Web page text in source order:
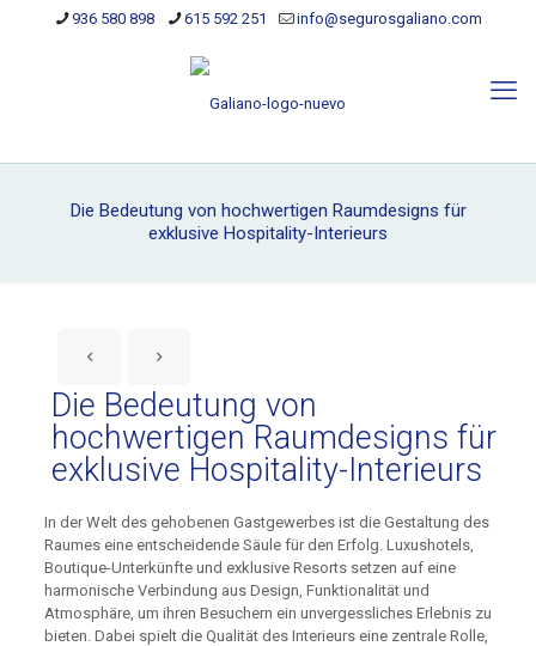
936 580 898 615 592 251 info@segurosgaliano.com
Die Bedeutung von hochwertigen Raumdesigns für
exklusive Hospitality-Interieurs
Die Bedeutung von
hochwertigen Raumdesigns für
exklusive Hospitality-Interieurs
In der Welt des gehobenen Gastgewerbes ist die Gestaltung des
Raumes eine entscheidende Säule für den Erfolg. Luxushotels,
Boutique-Unterkünfte und exklusive Resorts setzen auf eine
harmonische Verbindung aus Design, Funktionalität und
Atmosphäre, um ihren Besuchern ein unvergessliches Erlebnis zu
bieten. Dabei spielt die Qualität des Interieurs eine zentrale Rolle,